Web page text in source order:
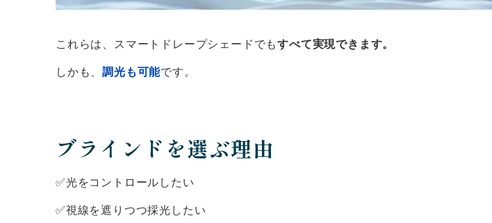
これらは、スマートドレープシェードでもすべて実現できます。
しかも、調光も可能です。
ブラインドを選ぶ理由
✅光をコントロールしたい
✅視線を遮りつつ採光したい